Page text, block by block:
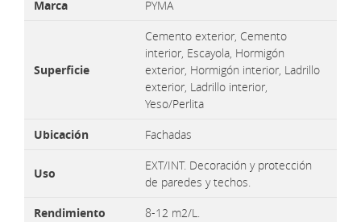
Marca
PYMA
Superficie
Cemento exterior, Cemento
interior, Escayola, Hormigón
exterior, Hormigón interior, Ladrillo
exterior, Ladrillo interior,
Yeso/Perlita
Ubicación
Fachadas
Uso
EXT/INT. Decoración y protección
de paredes y techos.
Rendimiento
8-12 m2/L.